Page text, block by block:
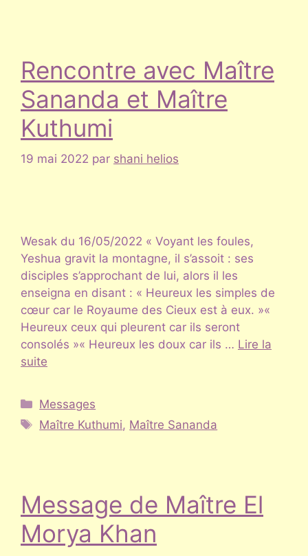
Rencontre avec Maître
Sananda et Maître
Kuthumi
19 mai 2022 par shani helios
Wesak du 16/05/2022 « Voyant les foules,
Yeshua gravit la montagne, il s’assoit : ses
disciples s’approchant de lui, alors il les
enseigna en disant : « Heureux les simples de
cœur car le Royaume des Cieux est à eux. »«
Heureux ceux qui pleurent car ils seront
consolés »« Heureux les doux car ils … Lire la
suite
Catégories
Messages
Étiquettes
Maître Kuthumi, Maître Sananda
Message de Maître El
Morya Khan